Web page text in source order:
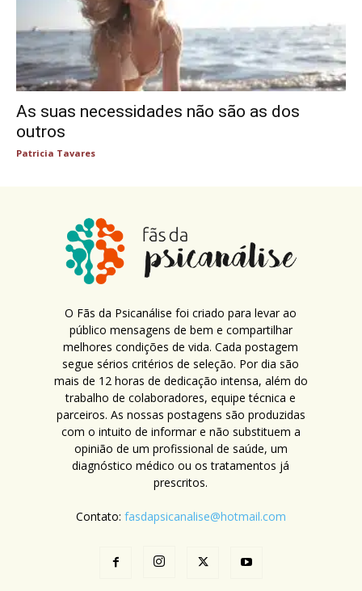
As suas necessidades não são as dos
outros
Patricia Tavares
O Fãs da Psicanálise foi criado para levar ao
público mensagens de bem e compartilhar
melhores condições de vida. Cada postagem
segue sérios critérios de seleção. Por dia são
mais de 12 horas de dedicação intensa, além do
trabalho de colaboradores, equipe técnica e
parceiros. As nossas postagens são produzidas
com o intuito de informar e não substituem a
opinião de um profissional de saúde, um
diagnóstico médico ou os tratamentos já
prescritos.
Contato: fasdapsicanalise@hotmail.com